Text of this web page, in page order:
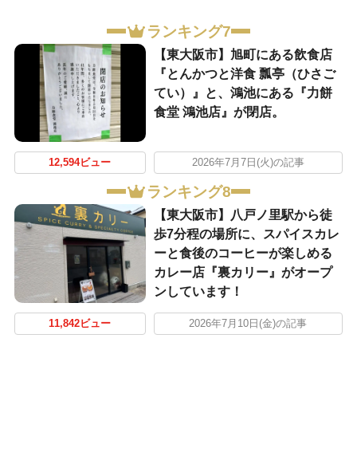
ランキング7
【東大阪市】旭町にある飲食店
『とんかつと洋食 瓢亭（ひさご
てい）』と、鴻池にある『力餅
食堂 鴻池店』が閉店。
12,594ビュー 2026年7月7日(火)の記事
ランキング8
【東大阪市】八戸ノ里駅から徒
歩7分程の場所に、スパイスカレ
ーと食後のコーヒーが楽しめる
カレー店『裏カリー』がオープ
ンしています！
11,842ビュー 2026年7月10日(金)の記事